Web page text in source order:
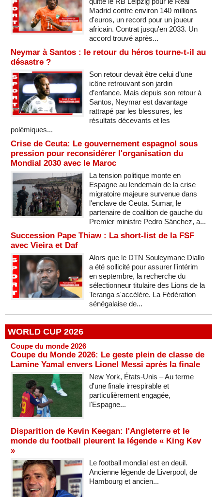
Madrid contre environ 140 millions
d'euros, un record pour un joueur
africain. Contrat jusqu'en 2033. Un
accord trouvé après...
Neymar à Santos : le retour du héros tourne-t-il au
désastre ?
Son retour devait être celui d’une
icône retrouvant son jardin
d’enfance. Mais depuis son retour à
Santos, Neymar est davantage
rattrapé par les blessures, les
résultats décevants et les
polémiques...
Crise de Ceuta: Le gouvernement espagnol sous
pression pour reconsidérer l'organisation du
Mondial 2030 avec le Maroc
La tension politique monte en
Espagne au lendemain de la crise
migratoire majeure survenue dans
l'enclave de Ceuta. Sumar, le
partenaire de coalition de gauche du
Premier ministre Pedro Sánchez, a...
Succession Pape Thiaw : La short-list de la FSF
avec Vieira et Daf
Alors que le DTN Souleymane Diallo
a été sollicité pour assurer l'intérim
en septembre, la recherche du
sélectionneur titulaire des Lions de la
Teranga s'accélère. La Fédération
sénégalaise de...
WORLD CUP 2026
Coupe du monde 2026
Coupe du Monde 2026: Le geste plein de classe de
Lamine Yamal envers Lionel Messi après la finale
New York, États-Unis – Au terme
d'une finale irrespirable et
particulièrement engagée,
l'Espagne...
Disparition de Kevin Keegan: l'Angleterre et le
monde du football pleurent la légende « King Kev
»
Le football mondial est en deuil.
Ancienne légende de Liverpool, de
Hambourg et ancien...